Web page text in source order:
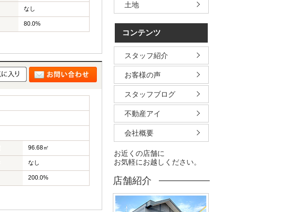
なし
80.0%
96.68㎡
なし
200.0%
土地
コンテンツ
スタッフ紹介
お客様の声
スタッフブログ
不動産アイ
会社概要
お近くの店舗に
お気軽にお越しください。
店舗紹介